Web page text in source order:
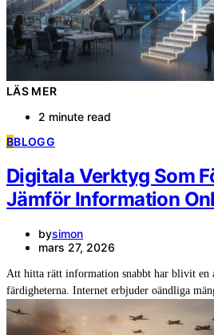
LÄS MER
2 minute read
BBLOGG
Digitala Verktyg Som
Jämför Information
bysimon
mars 27, 2026
Att hitta rätt information snabbt har blivit en
färdigheterna. Internet erbjuder oändliga